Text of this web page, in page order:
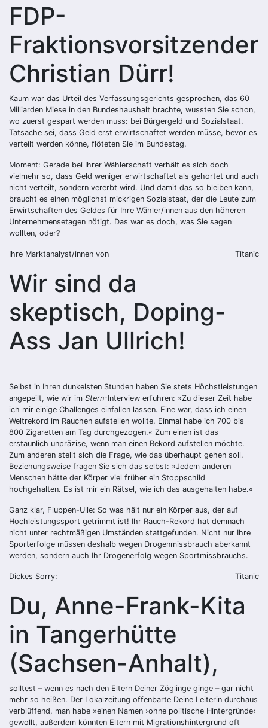
FDP-
Fraktionsvorsitzender
Christian Dürr!
Kaum war das Urteil des Verfassungsgerichts gesprochen, das 60
Milliarden Miese in den Bundeshaushalt brachte, wussten Sie schon,
wo zuerst gespart werden muss: bei Bürgergeld und Sozialstaat.
Tatsache sei, dass Geld erst erwirtschaftet werden müsse, bevor es
verteilt werden könne, flöteten Sie im Bundestag.
Moment: Gerade bei Ihrer Wählerschaft verhält es sich doch
vielmehr so, dass Geld weniger erwirtschaftet als gehortet und auch
nicht verteilt, sondern vererbt wird. Und damit das so bleiben kann,
braucht es einen möglichst mickrigen Sozialstaat, der die Leute zum
Erwirtschaften des Geldes für Ihre Wähler/innen aus den höheren
Unternehmensetagen nötigt. Das war es doch, was Sie sagen
wollten, oder?
Ihre Marktanalyst/innen von Titanic
Wir sind da
skeptisch, Doping-
Ass Jan Ullrich!
Selbst in Ihren dunkelsten Stunden haben Sie stets Höchstleistungen
angepeilt, wie wir im Stern-Interview erfuhren: »Zu dieser Zeit habe
ich mir einige Challenges einfallen lassen. Eine war, dass ich einen
Weltrekord im Rauchen aufstellen wollte. Einmal habe ich 700 bis
800 Zigaretten am Tag durchgezogen.« Zum einen ist das
erstaunlich unpräzise, wenn man einen Rekord aufstellen möchte.
Zum anderen stellt sich die Frage, wie das überhaupt gehen soll.
Beziehungsweise fragen Sie sich das selbst: »Jedem anderen
Menschen hätte der Körper viel früher ein Stoppschild
hochgehalten. Es ist mir ein Rätsel, wie ich das ausgehalten habe.«
Ganz klar, Fluppen-Ulle: So was hält nur ein Körper aus, der auf
Hochleistungssport getrimmt ist! Ihr Rauch-Rekord hat demnach
nicht unter rechtmäßigen Umständen stattgefunden. Nicht nur Ihre
Sporterfolge müssen deshalb wegen Drogenmissbrauch aberkannt
werden, sondern auch Ihr Drogenerfolg wegen Sportmissbrauchs.
Dickes Sorry: Titanic
Du, Anne-Frank-Kita
in Tangerhütte
(Sachsen-Anhalt),
solltest – wenn es nach den Eltern Deiner Zöglinge ginge – gar nicht
mehr so heißen. Der Lokalzeitung offenbarte Deine Leiterin durchaus
verblüffend, man habe »einen Namen ›ohne politische Hintergründe‹
gewollt, außerdem könnten Eltern mit Migrationshintergrund oft